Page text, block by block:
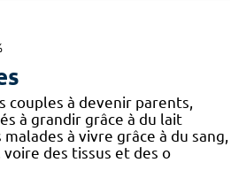
couples à devenir parents,
à grandir grâce à du lait
à vivre grâce à du sang,
des tissus et des o